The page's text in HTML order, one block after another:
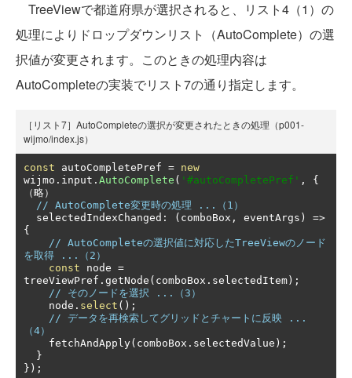
TreeViewで都道府県が選択されると、リスト4（1）の
処理によりドロップダウンリスト（AutoComplete）の選
択値が変更されます。このときの処理内容は
AutoCompleteの実装でリスト7の通り指定します。
［リスト7］AutoCompleteの選択が変更されたときの処理（p001-
wijmo/index.js）
const autoCompletePref = new
wijmo . input . AutoComplete ( '#autoCompletePref' ,
{
（略）
// AutoComplete変更時の処理 ...（1）
  selectedIndexChanged
: ( comboBox , eventArgs )
=>
{
// AutoCompleteの選択値に対応したTreeViewのノード
を取得 ...（2）
const node =
treeViewPref . getNode ( comboBox . selectedItem );
// そのノードを選択 ...（3）
    node
. select ();
// データを再検索してグリッドとチャートに反映 ...
（4）
    fetchAndApply
( comboBox . selectedValue );
}
});